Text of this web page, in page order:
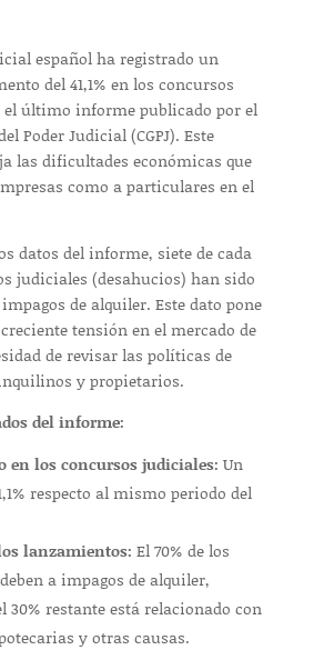
español ha registrado un
del 41,1% en los concursos
el último informe publicado por el
Poder Judicial (CGPJ). Este
las dificultades económicas que
como a particulares en el
datos del informe, siete de cada
judiciales (desahucios) han sido
de alquiler. Este dato pone
tensión en el mercado de
de revisar las políticas de
y propietarios.
del informe:
en los concursos judiciales: Un
respecto al mismo periodo del
lanzamientos: El 70% de los
a impagos de alquiler,
30% restante está relacionado con
y otras causas.